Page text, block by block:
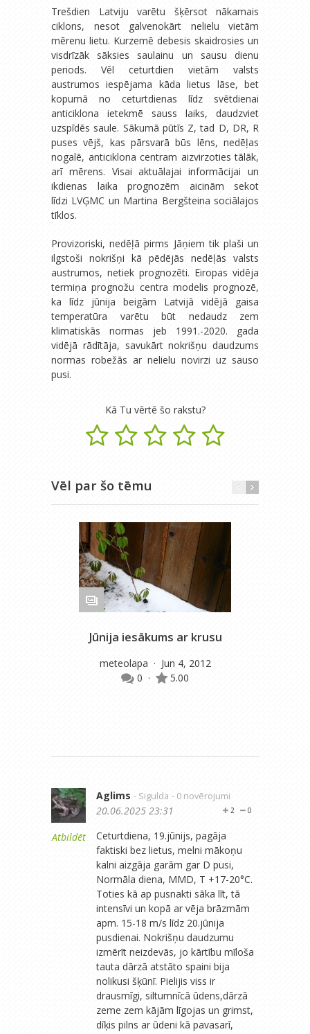
Trešdien Latviju varētu šķērsot nākamais
ciklons, nesot galvenokārt nelielu vietām
mērenu lietu. Kurzemē debesis skaidrosies un
visdrīzāk sāksies saulainu un sausu dienu
periods. Vēl ceturtdien vietām valsts
austrumos iespējama kāda lietus lāse, bet
kopumā no ceturtdienas līdz svētdienai
anticiklona ietekmē sauss laiks, daudzviet
uzspīdēs saule. Sākumā pūtīs Z, tad D, DR, R
puses vējš, kas pārsvarā būs lēns, nedēļas
nogalē, anticiklona centram aizvirzoties tālāk,
arī mērens. Visai aktuālajai informācijai un
ikdienas laika prognozēm aicinām sekot
līdzi LVĢMC un Martina Bergšteina sociālajos
tīklos.
Provizoriski, nedēļā pirms Jāņiem tik plaši un
ilgstoši nokrišņi kā pēdējās nedēļās valsts
austrumos, netiek prognozēti. Eiropas vidēja
termiņa prognožu centra modelis prognozē,
ka līdz jūnija beigām Latvijā vidējā gaisa
temperatūra varētu būt nedaudz zem
klimatiskās normas jeb 1991.-2020. gada
vidējā rādītāja, savukārt nokrišņu daudzums
normas robežās ar nelielu novirzi uz sauso
pusi.
Kā Tu vērtē šo rakstu?
Vēl par šo tēmu
Jūnija iesākums ar krusu
meteolapa · Jun 4, 2012
0 · 5.00
Atbildēt
Aglims - Sigulda - 0 novērojumi
0
2
20.06.2025 23:31
Ceturtdiena, 19.jūnijs, pagāja
faktiski bez lietus, melni mākoņu
kalni aizgāja garām gar D pusi,
Normāla diena, MMD, T +17-20°C.
Toties kā ap pusnakti sāka līt, tā
intensīvi un kopā ar vēja brāzmām
apm. 15-18 m/s līdz 20.jūnija
pusdienai. Nokrišņu daudzumu
izmērīt neizdevās, jo kārtību mīloša
tauta dārzā atstāto spaini bija
nolikusi šķūnī. Pielijis viss ir
drausmīgi, siltumnīcā ūdens,dārzā
zeme zem kājām līgojas un grimst,
dīķis pilns ar ūdeni kā pavasarī,